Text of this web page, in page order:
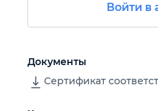
Автомобильный
Крепежный
Войти в
Документы
Сертификат